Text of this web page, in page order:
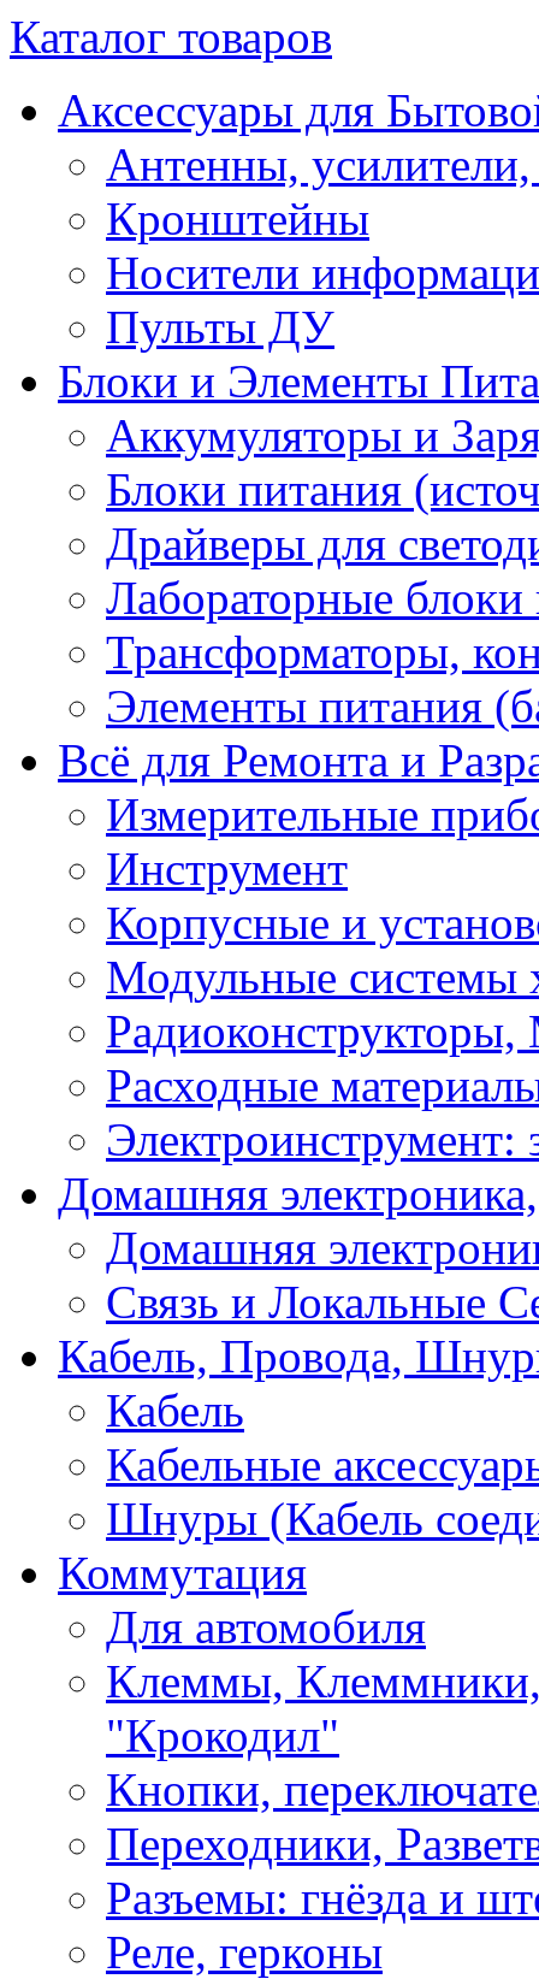
Каталог товаров
Аксессуары для
Антенны, усилители,
Кронштейны
Носители
Пульты ДУ
Блоки и Элементы
Аккумуляторы и
Блоки питания
Драйверы для
Лабораторные блоки
Трансформаторы,
Элементы питания
Всё для Ремонта и
Измерительные
Инструмент
Корпусные и
Модульные системы
Расходные
Электроинструмент:
Домашняя
Домашняя
Связь и Локальные
Кабель, Провода,
Кабель
Кабельные
Шнуры (Кабель
Коммутация
Для автомобиля
Клеммы,
"Крокодил"
Кнопки,
Переходники,
Разъемы: гнёзда и
Реле, герконы